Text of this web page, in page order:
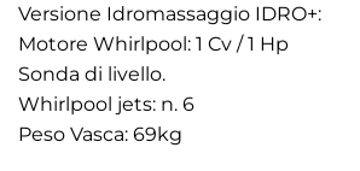
Versione Idromassaggio IDRO+:
Motore Whirlpool: 1 Cv / 1 Hp
Sonda di livello.
Whirlpool jets: n. 6
Peso Vasca: 69kg